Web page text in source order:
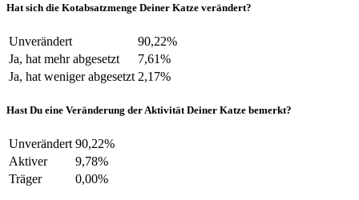
Hat sich die Kotabsatzmenge Deiner Katze verändert?
Unverändert
90,22%
Ja, hat mehr abgesetzt
7,61%
Ja, hat weniger abgesetzt 2,17%
Hast Du eine Veränderung der Aktivität Deiner Katze bemerkt?
Unverändert 90,22%
Aktiver
9,78%
Träger
0,00%